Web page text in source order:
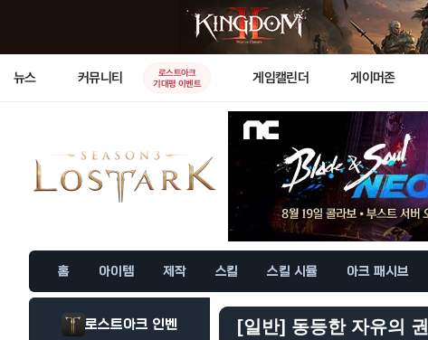
뉴스 커뮤니티
로스트아크
기대평 이벤트
게임캘린더 게이머존
홈 아이템 제작 스킬 스킬 시뮬 아크 패시브
로스트아크 인벤 [일반] 동등한 자유의 권